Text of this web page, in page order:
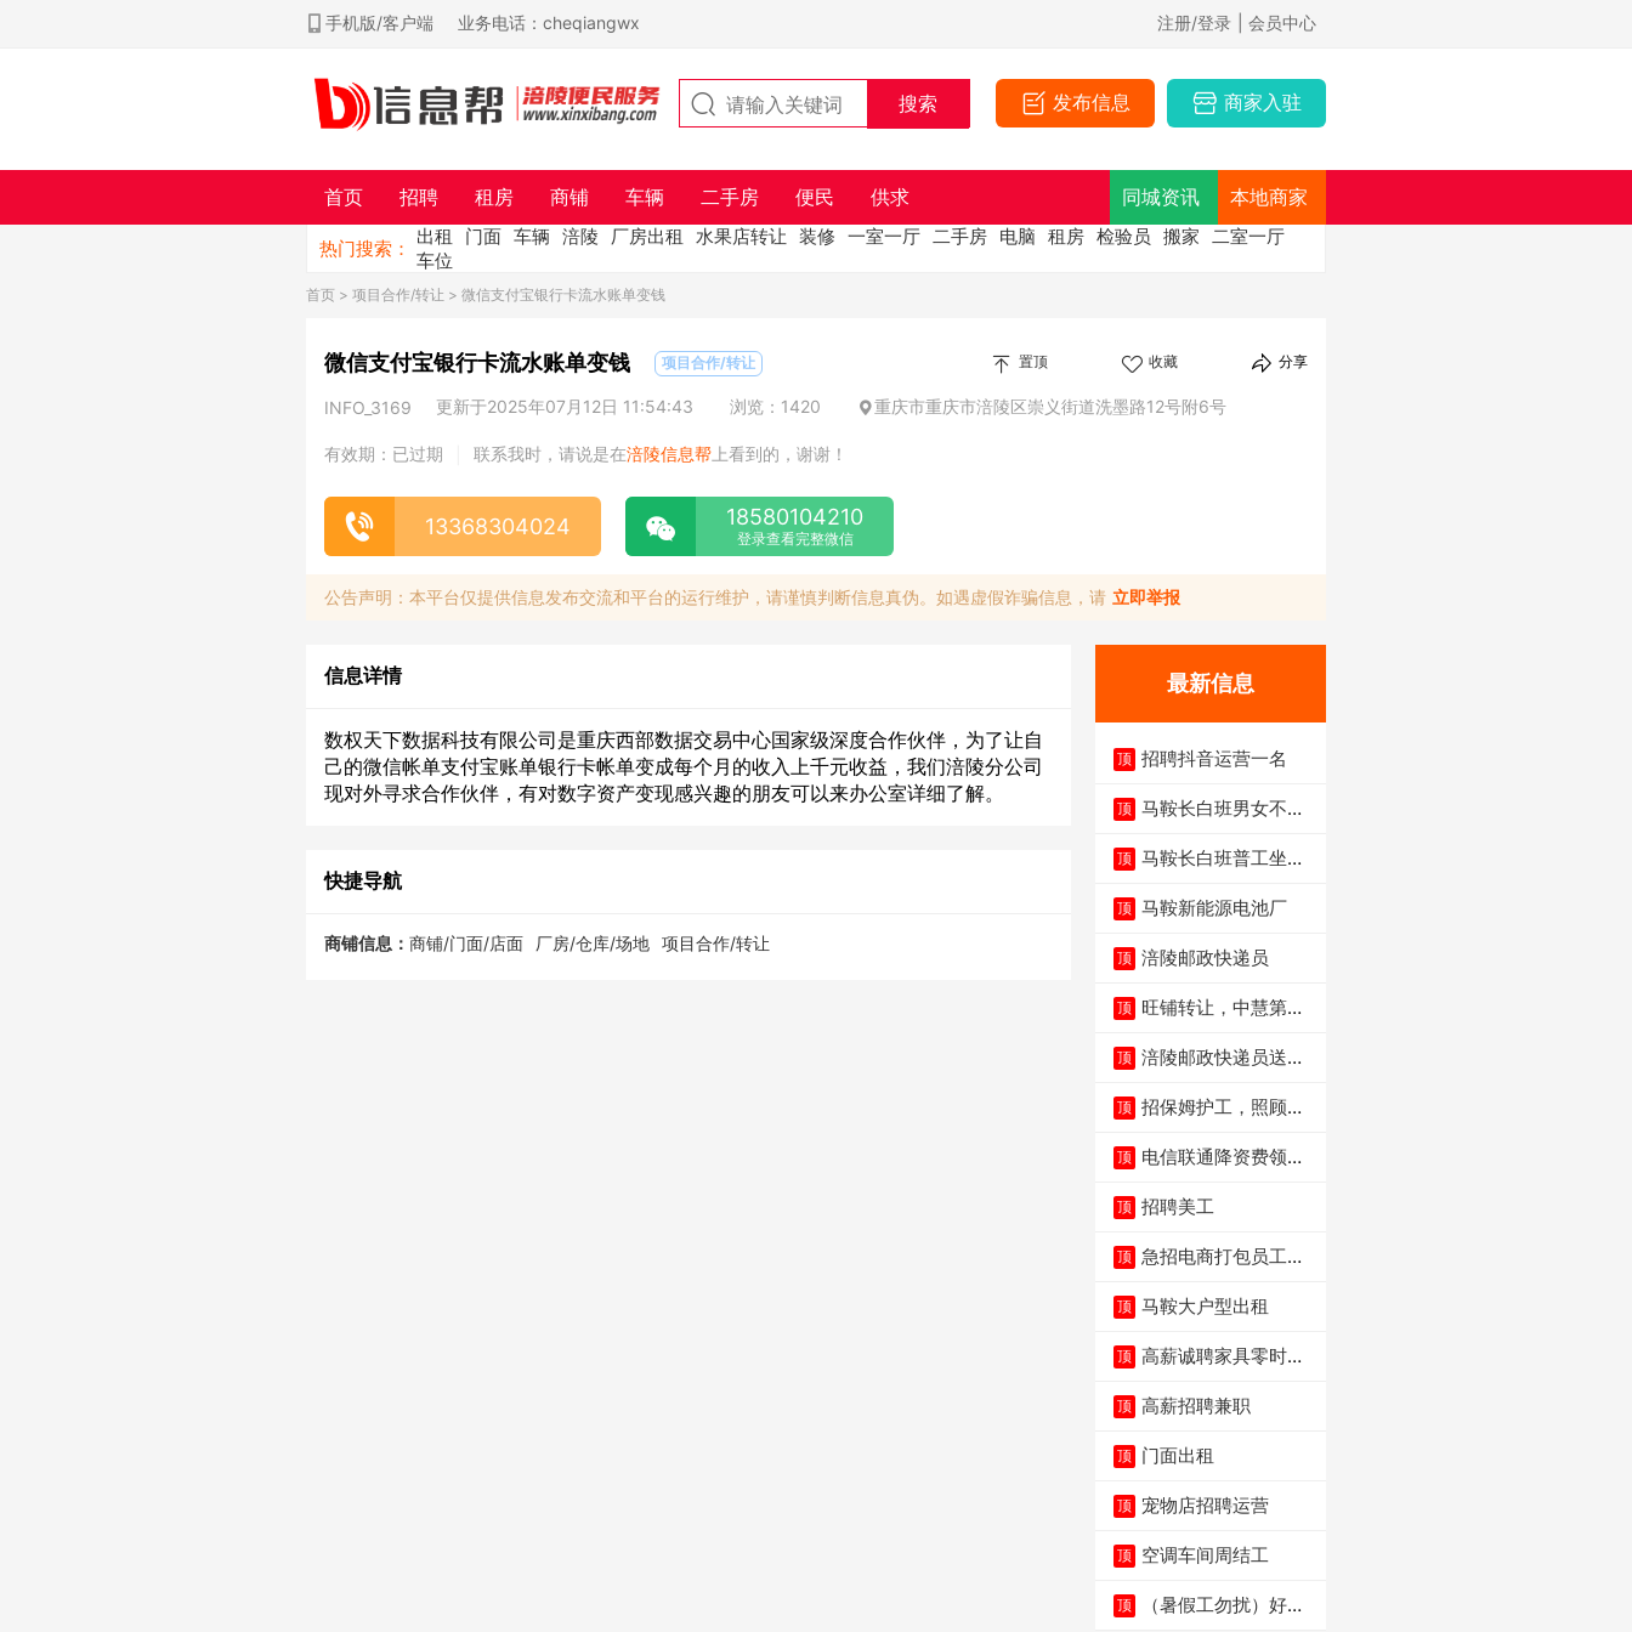
手机版/客户端 业务电话：cheqiangwx 注册/登录 | 会员中心
发布信息 商家入驻
首页 招聘 租房 商铺 车辆 二手房 便民 供求 同城资讯 本地商家
热门搜索：
出租 门面 车辆 涪陵 厂房出租 水果店转让 装修 一室一厅 二手房 电脑 租房 检验员 搬家 二室一厅
车位
首页 > 项目合作/转让 > 微信支付宝银行卡流水账单变钱
微信支付宝银行卡流水账单变钱 项目合作/转让 置顶 收藏 分享
INFO_3169 更新于2025年07月12日 11:54:43 浏览：1420 重庆市重庆市涪陵区崇义街道洗墨路12号附6号
有效期：已过期 联系我时，请说是在涪陵信息帮 上看到的，谢谢！
13368304024 18580104210
登录查看完整微信
公告声明：本平台仅提供信息发布交流和平台的运行维护，请谨慎判断信息真伪。如遇虚假诈骗信息，请 立即举报
信息详情
数权天下数据科技有限公司是重庆西部数据交易中心国家级深度合作伙伴，为了让自
己的微信帐单支付宝账单银行卡帐单变成每个月的收入上千元收益，我们涪陵分公司
现对外寻求合作伙伴，有对数字资产变现感兴趣的朋友可以来办公室详细了解。
快捷导航
商铺信息： 商铺/门面/店面 厂房/仓库/场地 项目合作/转让
最新信息
顶 招聘抖音运营一名
顶 马鞍长白班男女不限
顶 马鞍长白班普工坐班
顶 马鞍新能源电池厂
顶 涪陵邮政快递员
顶 旺铺转让，中慧第一
顶 涪陵邮政快递员送货
顶 招保姆护工，照顾病
顶 电信联通降资费领价
顶 招聘美工
顶 急招电商打包员工作
顶 马鞍大户型出租
顶 高薪诚聘家具零时促
顶 高薪招聘兼职
顶 门面出租
顶 宠物店招聘运营
顶 空调车间周结工
顶
（暑假工勿扰）好想